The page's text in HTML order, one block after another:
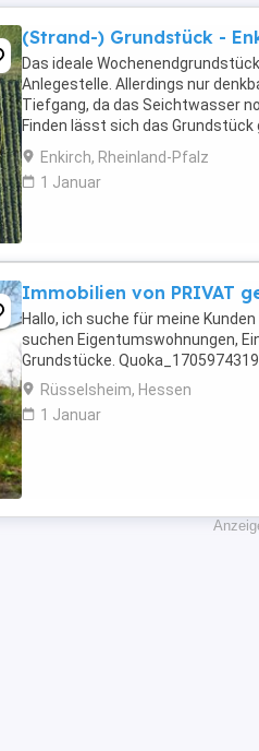
(Strand-) Grundstück -
Das ideale
Anlegestelle. Allerdings nur
Tiefgang, da das Seichtwasser
Finden lässt sich das
Straßenverlauf abzweigen, dann
Enkirch, Rheinland-Pfalz
1 Januar
Immobilien von PRIVAT
Hallo, ich suche für meine
suchen Eigentumswohnungen,
Grundstücke. Quoka_1705974319
Rüsselsheim, Hessen
1 Januar